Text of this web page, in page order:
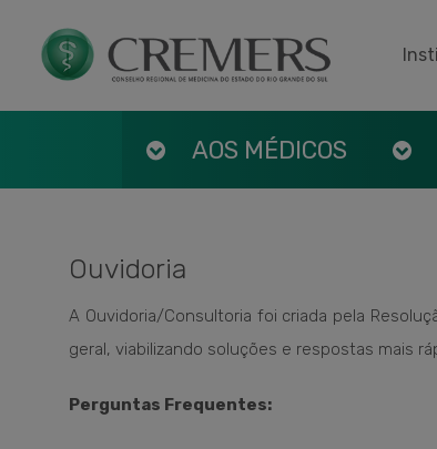
AOS MÉDICOS
Ouvidoria
A Ouvidoria/Consultoria foi criada pela
geral, viabilizando soluções e respostas mais
Perguntas Frequentes: